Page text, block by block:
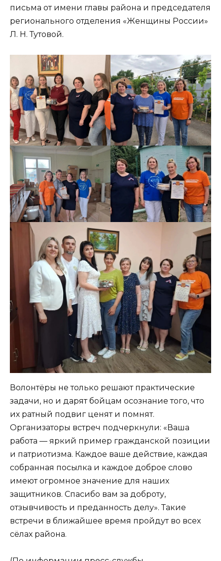
письма от имени главы района и председателя
регионального отделения «Женщины России»
Л. Н. Тутовой.
Волонтёры не только решают практические
задачи, но и дарят бойцам осознание того, что
их ратный подвиг ценят и помнят.
Организаторы встреч подчеркнули: «Ваша
работа — яркий пример гражданской позиции
и патриотизма. Каждое ваше действие, каждая
собранная посылка и каждое доброе слово
имеют огромное значение для наших
защитников. Спасибо вам за доброту,
отзывчивость и преданность делу». Такие
встречи в ближайшее время пройдут во всех
сёлах района.